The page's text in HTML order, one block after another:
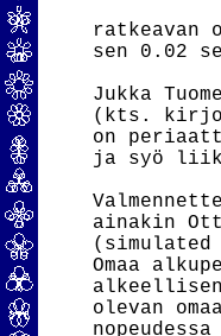
ratkeavan
sen 0.02
Jukka
(kts.
on
ja syö
ainakin
(simulated
Omaa
olevan